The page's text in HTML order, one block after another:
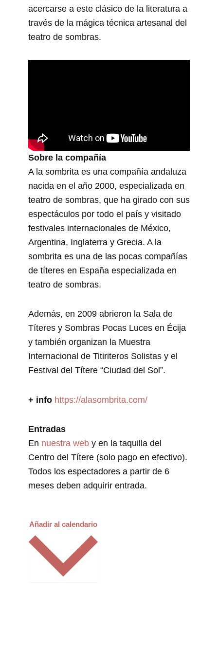
acercarse a este clásico de la literatura a
través de la mágica técnica artesanal del
teatro de sombras.
Sobre la compañía
A la sombrita es una compañía andaluza
nacida en el año 2000, especializada en
teatro de sombras, que ha girado con sus
espectáculos por todo el país y visitado
festivales internacionales de México,
Argentina, Inglaterra y Grecia. A la
sombrita es una de las pocas compañías
de títeres en España especializada en
teatro de sombras.
Además, en 2009 abrieron la Sala de
Títeres y Sombras Pocas Luces en Écija
y también organizan la Muestra
Internacional de Titiriteros Solistas y el
Festival del Títere “Ciudad del Sol”.
+ info https://alasombrita.com/
Entradas
En nuestra web y en la taquilla del
Centro del Títere (solo pago en efectivo).
Todos los espectadores a partir de 6
meses deben adquirir entrada.
Añadir al calendario